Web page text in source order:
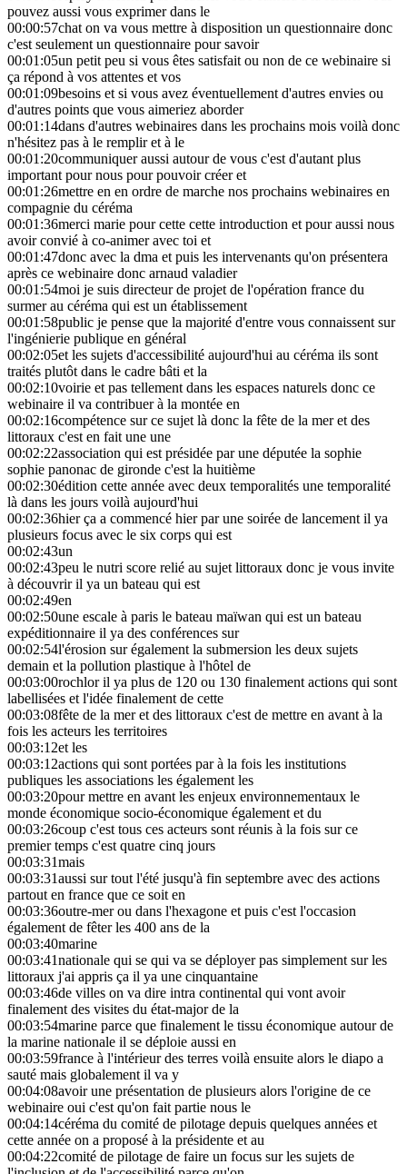
pouvez aussi vous exprimer dans le
00:00:57chat on va vous mettre à disposition un questionnaire donc
c'est seulement un questionnaire pour savoir
00:01:05un petit peu si vous êtes satisfait ou non de ce webinaire si
ça répond à vos attentes et vos
00:01:09besoins et si vous avez éventuellement d'autres envies ou
d'autres points que vous aimeriez aborder
00:01:14dans d'autres webinaires dans les prochains mois voilà donc
n'hésitez pas à le remplir et à le
00:01:20communiquer aussi autour de vous c'est d'autant plus
important pour nous pour pouvoir créer et
00:01:26mettre en en ordre de marche nos prochains webinaires en
compagnie du céréma
00:01:36merci marie pour cette cette introduction et pour aussi nous
avoir convié à co-animer avec toi et
00:01:47donc avec la dma et puis les intervenants qu'on présentera
après ce webinaire donc arnaud valadier
00:01:54moi je suis directeur de projet de l'opération france du
surmer au céréma qui est un établissement
00:01:58public je pense que la majorité d'entre vous connaissent sur
l'ingénierie publique en général
00:02:05et les sujets d'accessibilité aujourd'hui au céréma ils sont
traités plutôt dans le cadre bâti et la
00:02:10voirie et pas tellement dans les espaces naturels donc ce
webinaire il va contribuer à la montée en
00:02:16compétence sur ce sujet là donc la fête de la mer et des
littoraux c'est en fait une une
00:02:22association qui est présidée par une députée la sophie
sophie panonac de gironde c'est la huitième
00:02:30édition cette année avec deux temporalités une temporalité
là dans les jours voilà aujourd'hui
00:02:36hier ça a commencé hier par une soirée de lancement il ya
plusieurs focus avec le six corps qui est
00:02:43un
00:02:43peu le nutri score relié au sujet littoraux donc je vous invite
à découvrir il ya un bateau qui est
00:02:49en
00:02:50une escale à paris le bateau maïwan qui est un bateau
expéditionnaire il ya des conférences sur
00:02:54l'érosion sur également la submersion les deux sujets
demain et la pollution plastique à l'hôtel de
00:03:00rochlor il ya plus de 120 ou 130 finalement actions qui sont
labellisées et l'idée finalement de cette
00:03:08fête de la mer et des littoraux c'est de mettre en avant à la
fois les acteurs les territoires
00:03:12et les
00:03:12actions qui sont portées par à la fois les institutions
publiques les associations les également les
00:03:20pour mettre en avant les enjeux environnementaux le
monde économique socio-économique également et du
00:03:26coup c'est tous ces acteurs sont réunis à la fois sur ce
premier temps c'est quatre cinq jours
00:03:31mais
00:03:31aussi sur tout l'été jusqu'à fin septembre avec des actions
partout en france que ce soit en
00:03:36outre-mer ou dans l'hexagone et puis c'est l'occasion
également de fêter les 400 ans de la
00:03:40marine
00:03:41nationale qui se qui va se déployer pas simplement sur les
littoraux j'ai appris ça il ya une cinquantaine
00:03:46de villes on va dire intra continental qui vont avoir
finalement des visites du état-major de la
00:03:54marine parce que finalement le tissu économique autour de
la marine nationale il se déploie aussi en
00:03:59france à l'intérieur des terres voilà ensuite alors le diapo a
sauté mais globalement il va y
00:04:08avoir une présentation de plusieurs alors l'origine de ce
webinaire oui c'est qu'on fait partie nous le
00:04:14céréma du comité de pilotage depuis quelques années et
cette année on a proposé à la présidente et au
00:04:22comité de pilotage de faire un focus sur les sujets de